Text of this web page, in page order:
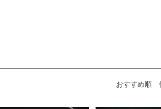
おすすめ順